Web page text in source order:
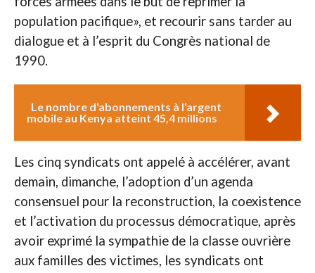
population pacifique», et recourir sans tarder au
dialogue et à l’esprit du Congrès national de
1990.
Le nombre d'abonnements à l'argent
mobile au Kenya atteint 45,4 millions
Les cinq syndicats ont appelé à accélérer, avant
demain, dimanche, l’adoption d’un agenda
consensuel pour la reconstruction, la coexistence
et l’activation du processus démocratique, après
avoir exprimé la sympathie de la classe ouvrière
aux familles des victimes, les syndicats ont